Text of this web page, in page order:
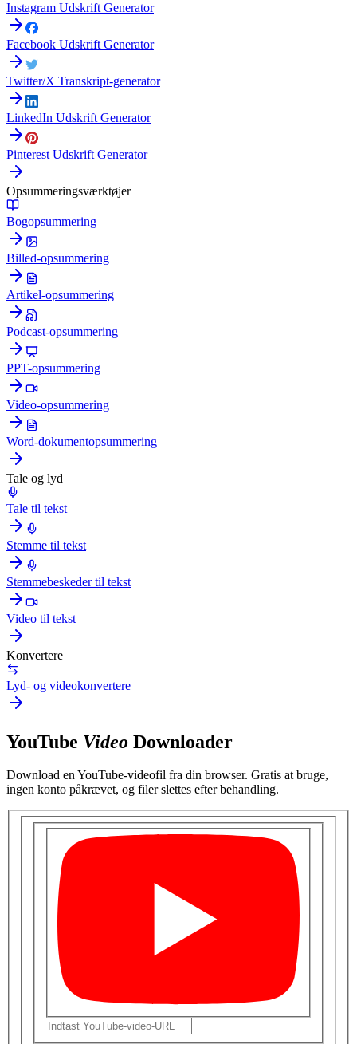
Instagram Udskrift Generator
Facebook Udskrift Generator
Twitter/X Transkript-generator
LinkedIn Udskrift Generator
Pinterest Udskrift Generator
Opsummeringsværktøjer
Bogopsummering
Billed-opsummering
Artikel-opsummering
Podcast-opsummering
PPT-opsummering
Video-opsummering
Word-dokumentopsummering
Tale og lyd
Tale til tekst
Stemme til tekst
Stemmebeskeder til tekst
Video til tekst
Konvertere
Lyd- og videokonvertere
YouTube Video Downloader
Download en YouTube-videofil fra din browser. Gratis at bruge,
ingen konto påkrævet, og filer slettes efter behandling.